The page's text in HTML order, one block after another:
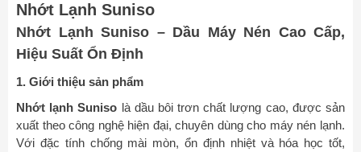
Nhớt Lạnh Suniso
Nhớt Lạnh Suniso – Dầu Máy Nén Cao Cấp,
Hiệu Suất Ổn Định
1. Giới thiệu sản phẩm
Nhớt lạnh Suniso là dầu bôi trơn chất lượng cao, được sản
xuất theo công nghệ hiện đại, chuyên dùng cho máy nén lạnh.
Với đặc tính chống mài mòn, ổn định nhiệt và hóa học tốt,